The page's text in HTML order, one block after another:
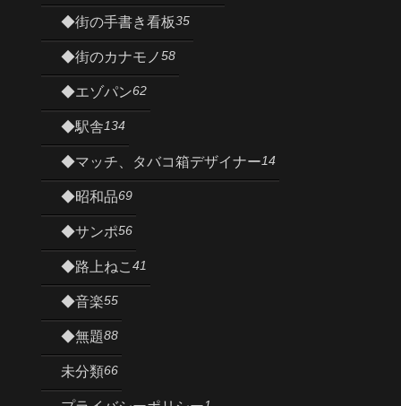
◆街の手書き看板35
◆街のカナモノ58
◆エゾパン62
◆駅舎134
◆マッチ、タバコ箱デザイナー14
◆昭和品69
◆サンポ56
◆路上ねこ 41
◆音楽55
◆無題88
未分類66